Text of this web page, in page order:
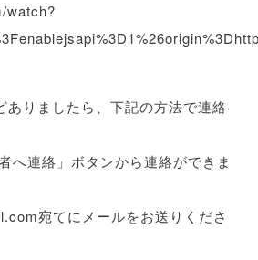
watch?
ありましたら、下記の方法で連絡
へ連絡」ボタンから連絡ができま
宛てにメールをお送りくださ